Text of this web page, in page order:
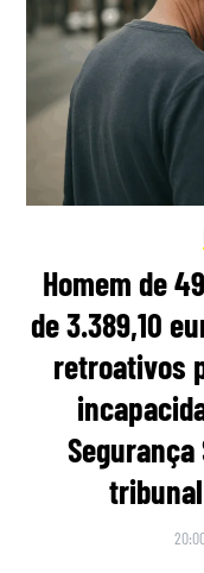
Homem de
de 3.389,10
retroativos